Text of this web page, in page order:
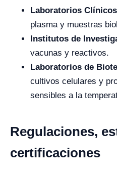
Laboratorios
plasma y muestras
Institutos de
vacunas y reactivos.
Laboratorios de
cultivos celulares y
sensibles a la
Regulaciones,
certificaciones